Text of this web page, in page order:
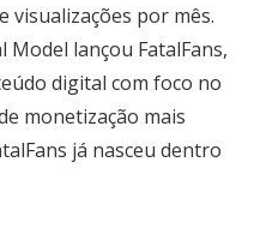
visualizações por mês.
Model lançou FatalFans,
digital com foco no
monetização mais
já nasceu dentro